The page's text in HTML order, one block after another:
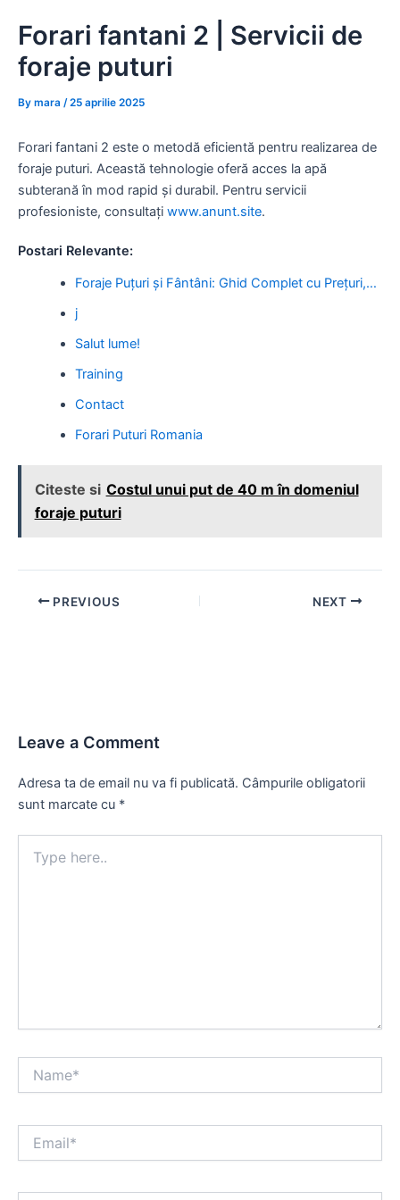
content
Forari fantani 2 | Servicii de
foraje puturi
By mara /25 aprilie 2025
Forari fantani 2 este o metodă eficientă pentru realizarea de
foraje puturi. Această tehnologie oferă acces la apă
subterană în mod rapid și durabil. Pentru servicii
profesioniste, consultați www.anunt.site.
Postari Relevante:
Foraje Puțuri și Fântâni: Ghid Complet cu Prețuri,…
j
Salut lume!
Training
Contact
Forari Puturi Romania
Citeste si Costul unui put de 40 m în domeniul
foraje puturi
Post PREVIOUS NEXT
Leave a Comment
Adresa ta de email nu va fi publicată. Câmpurile obligatorii
sunt marcate cu *
here..